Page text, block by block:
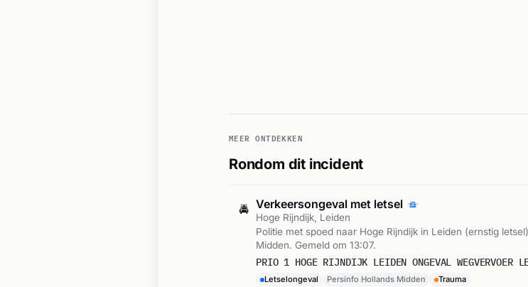
MEER ONTDEKKEN
Rondom dit incident
🚔 Verkeersongeval met letsel
Hoge Rijndijk, Leiden
Politie met spoed naar Hoge Rijndijk in Leiden (ernstig
Midden. Gemeld om 13:07.
PRIO 1 HOGE RIJNDIJK LEIDEN ONGEVAL WEGVERVOER
Letselongeval Persinfo Hollands Midden Trauma